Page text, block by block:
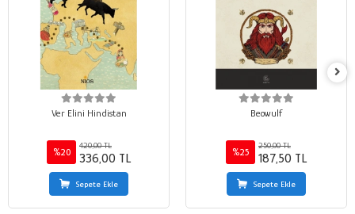
Ver Elini Hindistan
%20
420,00 TL
336,00 TL
Sepete Ekle
Beowulf
%25
250,00 TL
187,50 TL
Sepete Ekle